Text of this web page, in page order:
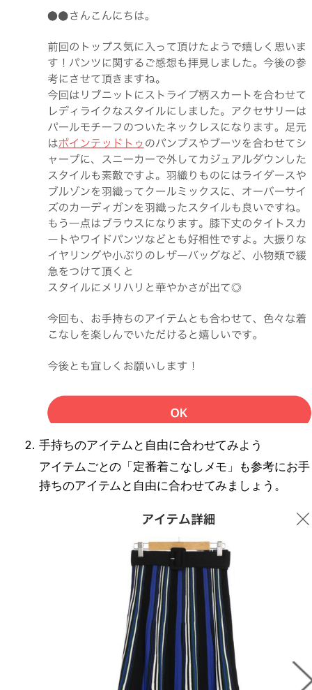
手持ちのアイテムと自由に合わせてみよう
アイテムごとの「定番着こなしメモ」も参考にお手
持ちのアイテムと自由に合わせてみましょう。